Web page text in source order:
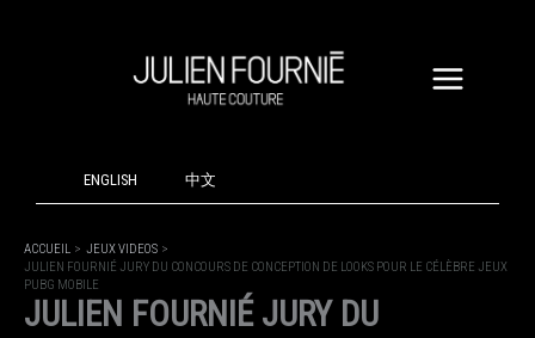
ENGLISH 中文
ACCUEIL
JEUX VIDEOS
JULIEN FOURNIÉ JURY DU CONCOURS DE CONCEPTION DE LOOKS POUR LE CÉLÈBRE JEUX
PUBG MOBILE
JULIEN FOURNIÉ JURY DU